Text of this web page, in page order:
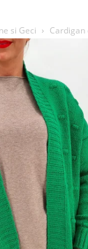
si Geci Cardigan